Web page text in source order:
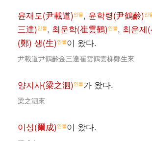
윤재도(尹載道)인물, 윤학령(尹鶴齡)인
三達)인물, 최운학(崔雲鶴)인물, 최운제
(鄭) 생(生)인물이 왔다.
尹載道尹鶴齡金三達崔雲鶴雲梯鄭生來
양지사(梁之泗)인물가 왔다.
梁之泗來
이성(爾成)인물이 왔다.